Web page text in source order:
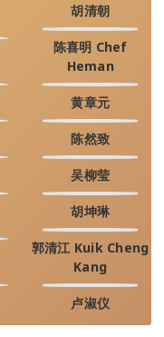
胡清朝
陈喜明 Chef
Heman
黄章元
陈然致
吴柳莹
胡坤琳
郭清江 Kuik Cheng
Kang
卢淑仪